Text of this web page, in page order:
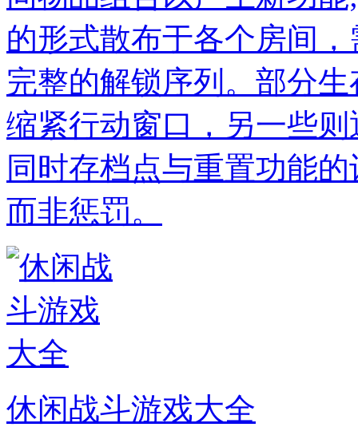
的形式散布于各个房间
完整的解锁序列。部分
缩紧行动窗口，另一些
同时存档点与重置功能
而非惩罚。
休闲战斗游戏大全